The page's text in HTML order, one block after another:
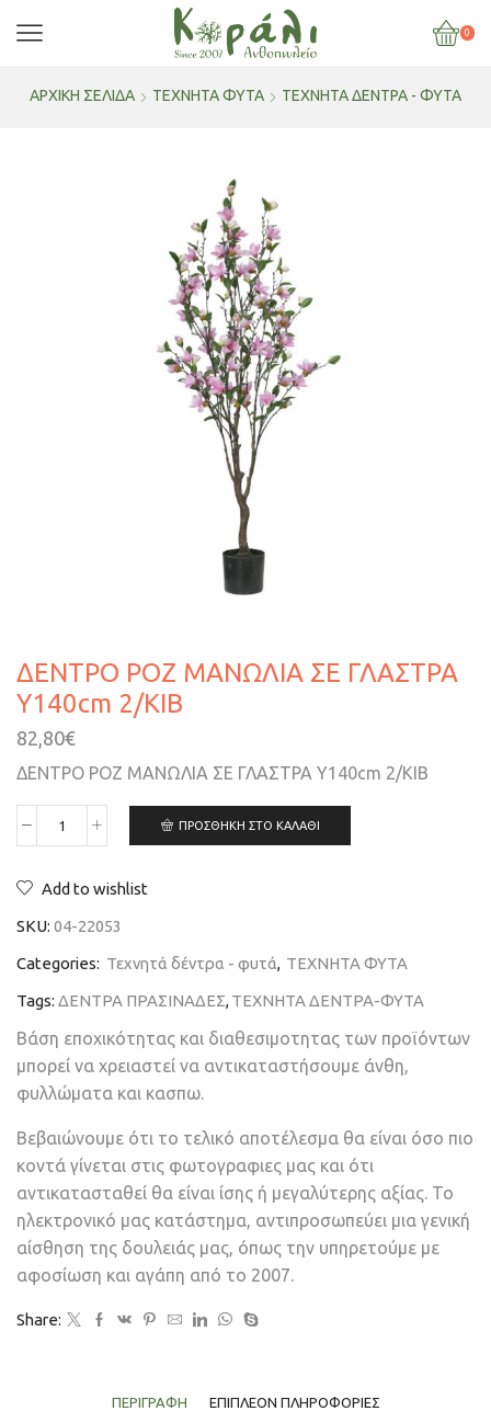
0
ΑΡΧΙΚΉ ΣΕΛΊΔΑ ΤΕΧΝΗΤΑ ΦΥΤΑ ΤΕΧΝΗΤΆ ΔΈΝΤΡΑ - ΦΥΤΆ
ΔΕΝΤΡΟ ΡΟΖ ΜΑΝΩΛΙΑ ΣΕ ΓΛΑΣΤΡΑ
Υ140cm 2/ΚΙΒ
82,80€
ΔΕΝΤΡΟ ΡΟΖ ΜΑΝΩΛΙΑ ΣΕ ΓΛΑΣΤΡΑ Υ140cm 2/ΚΙΒ
ΠΡΟΣΘΉΚΗ ΣΤΟ ΚΑΛΆΘΙ
Add to wishlist
SKU: 04-22053
Categories: Τεχνητά δέντρα - φυτά, ΤΕΧΝΗΤΑ ΦΥΤΑ
Tags: ΔΕΝΤΡΑ ΠΡΑΣΙΝΑΔΕΣ,ΤΕΧΝΗΤΑ ΔΕΝΤΡΑ-ΦΥΤΑ
Βάση εποχικότητας και διαθεσιμοτητας των προϊόντων
μπορεί να χρειαστεί να αντικαταστήσουμε άνθη,
φυλλώματα και κασπω.
Βεβαιώνουμε ότι το τελικό αποτέλεσμα θα είναι όσο πιο
κοντά γίνεται στις φωτογραφιες μας και ότι
αντικατασταθεί θα είναι ίσης ή μεγαλύτερης αξίας. Το
ηλεκτρονικό μας κατάστημα, αντιπροσωπεύει μια γενική
αίσθηση της δουλειάς μας, όπως την υπηρετούμε με
αφοσίωση και αγάπη από το 2007.
Share:
ΠΕΡΙΓΡΑΦΉ ΕΠΙΠΛΈΟΝ ΠΛΗΡΟΦΟΡΊΕΣ